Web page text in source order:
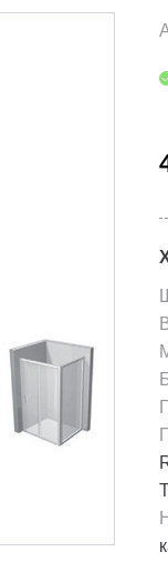
Сиденья OVO
Гидромассаж